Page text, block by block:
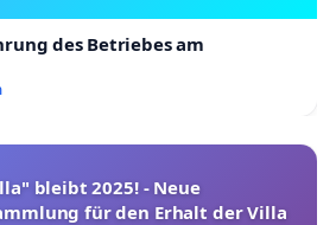
des Betriebes am
bleibt 2025! - Neue
für den Erhalt der Villa